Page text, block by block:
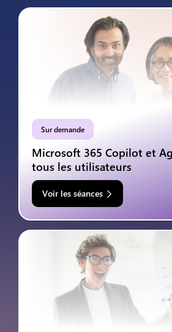
Sur demande
Microsoft 365 Copilot et
tous les utilisateurs
Voir les séances